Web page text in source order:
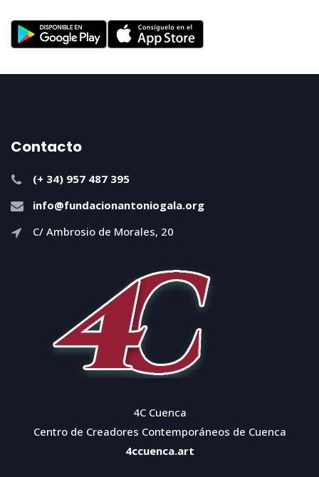
Contacto
(+ 34) 957 487 395
info@fundacionantoniogala.org
C/ Ambrosio de Morales, 20
4C Cuenca
Centro de Creadores Contemporáneos de Cuenca
4ccuenca.art